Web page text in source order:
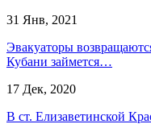
31 Янв, 2021
Эвакуаторы
Кубани займется…
17 Дек, 2020
В ст. Елизаветинской